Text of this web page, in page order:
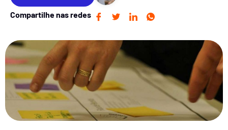
Compartilhe nas redes